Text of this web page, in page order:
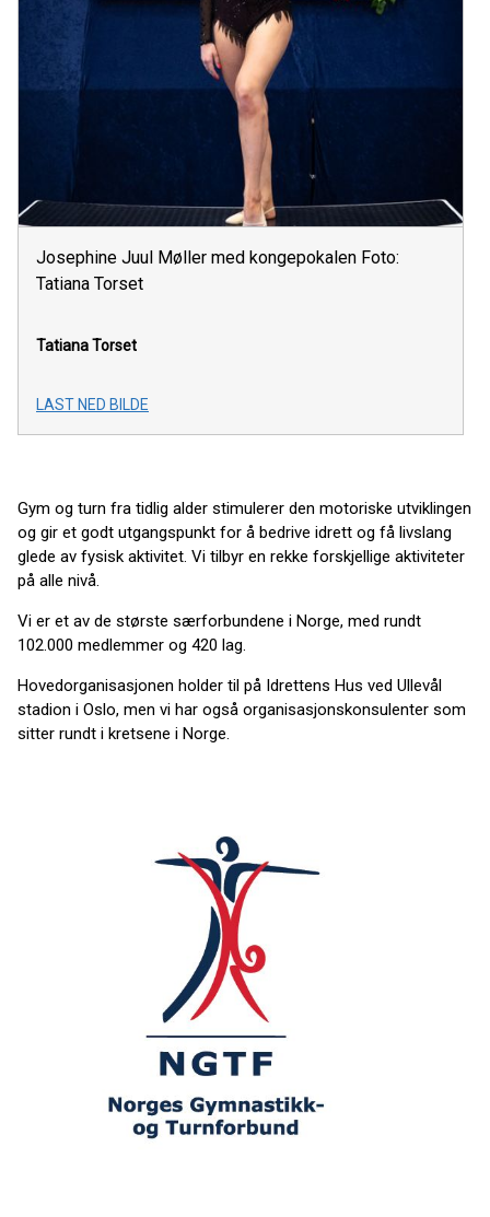
Josephine Juul Møller med kongepokalen Foto:
Tatiana Torset
Tatiana Torset
LAST NED BILDE
Gym og turn fra tidlig alder stimulerer den motoriske utviklingen
og gir et godt utgangspunkt for å bedrive idrett og få livslang
glede av fysisk aktivitet. Vi tilbyr en rekke forskjellige aktiviteter
på alle nivå.
Vi er et av de største særforbundene i Norge, med rundt
102.000 medlemmer og 420 lag.
Hovedorganisasjonen holder til på Idrettens Hus ved Ullevål
stadion i Oslo, men vi har også organisasjonskonsulenter som
sitter rundt i kretsene i Norge.